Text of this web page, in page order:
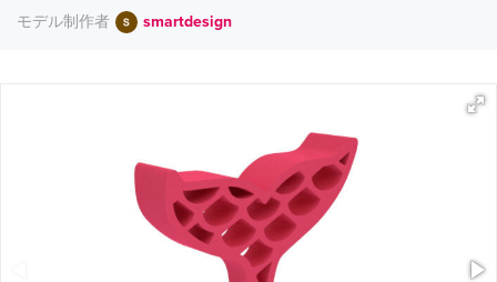
モデル制作者 smartdesign